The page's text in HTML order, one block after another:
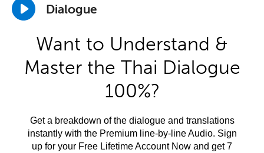
Dialogue
Want to Understand &
Master the Thai Dialogue
100%?
Get a breakdown of the dialogue and translations
instantly with the Premium line-by-line Audio. Sign
up for your Free Lifetime Account Now and get 7